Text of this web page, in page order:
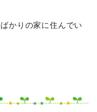
かりの家に住んでい